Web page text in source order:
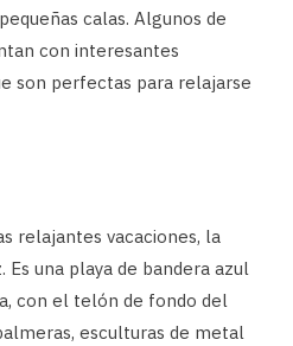
calas. Algunos de
con interesantes
son perfectas para relajarse
relajantes vacaciones, la
Es una playa de bandera azul
con el telón de fondo del
esculturas de metal